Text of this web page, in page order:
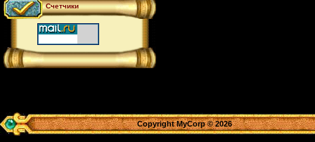
Счетчики
Copyright MyCorp © 2026